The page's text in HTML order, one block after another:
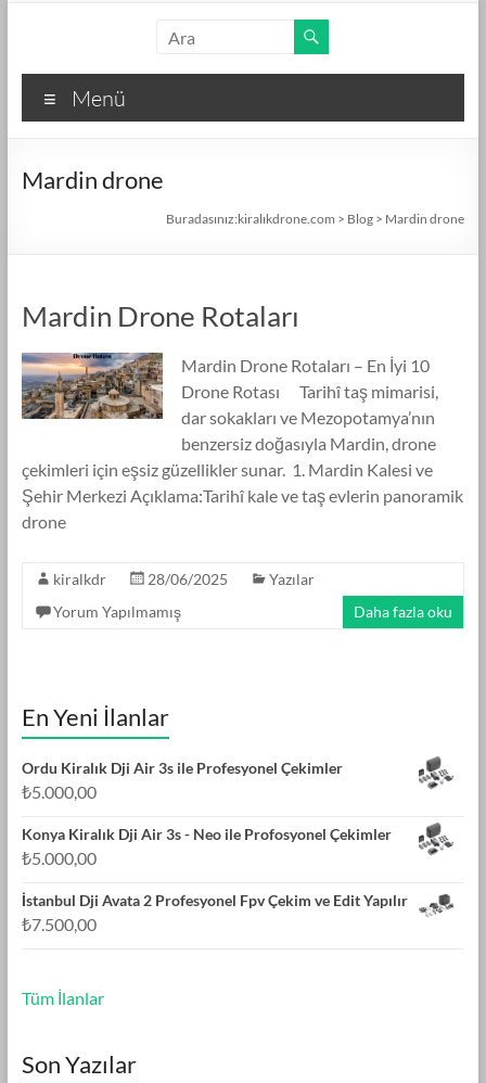
kiralıkdrone.com
Kolay
Kiralama
Menü
Mardin drone
Buradasınız:kiralıkdrone.com > Blog > Mardin drone
Mardin Drone Rotaları
Mardin Drone Rotaları – En İyi 10
Drone Rotası Tarihî taş mimarisi,
dar sokakları ve Mezopotamya’nın
benzersiz doğasıyla Mardin, drone
çekimleri için eşsiz güzellikler sunar. 1. Mardin Kalesi ve
Şehir Merkezi Açıklama:Tarihî kale ve taş evlerin panoramik
drone
kiralkdr 28/06/2025
Yazılar
Yorum Yapılmamış
Daha fazla oku
En Yeni İlanlar
Ordu Kiralık Dji Air 3s ile Profesyonel Çekimler
₺5.000,00
Konya Kiralık Dji Air 3s - Neo ile Profosyonel Çekimler
₺5.000,00
İstanbul Dji Avata 2 Profesyonel Fpv Çekim ve Edit Yapılır
₺7.500,00
Tüm İlanlar
Son Yazılar